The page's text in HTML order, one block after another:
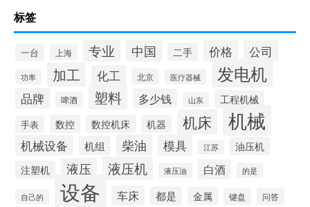
标签
一台 上海 专业 中国 二手 价格 公司
功率 加工 化工 北京 医疗器械 发电机
品牌 啤酒 塑料 多少钱 山东 工程机械
手表 数控 数控机床 机器 机床 机械
机械设备 机组 柴油 模具 江苏
油压机
注塑机
液压 液压机 液压油 白酒 的是
自己的 设备 车床 都是 金属 键盘 问答